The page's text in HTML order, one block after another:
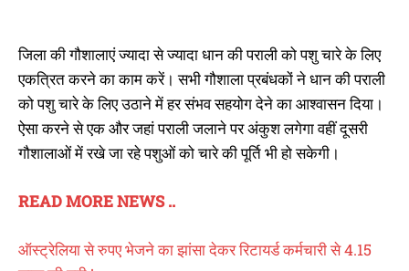
जिला की गौशालाएं ज्यादा से ज्यादा धान की पराली को पशु चारे के लिए
एकत्रित करने का काम करें। सभी गौशाला प्रबंधकों ने धान की पराली
को पशु चारे के लिए उठाने में हर संभव सहयोग देने का आश्वासन दिया।
ऐसा करने से एक और जहां पराली जलाने पर अंकुश लगेगा वहीं दूसरी
गौशालाओं में रखे जा रहे पशुओं को चारे की पूर्ति भी हो सकेगी।
READ MORE NEWS ..
ऑस्ट्रेलिया से रुपए भेजने का झांसा देकर रिटायर्ड कर्मचारी से 4.15